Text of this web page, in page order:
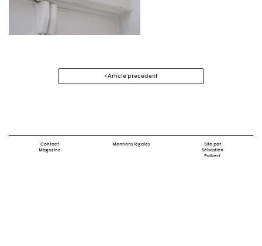
Navigation
Article précédent
Contact
Magazine
Mentions légales
Site par
Sébastien
Poilvert